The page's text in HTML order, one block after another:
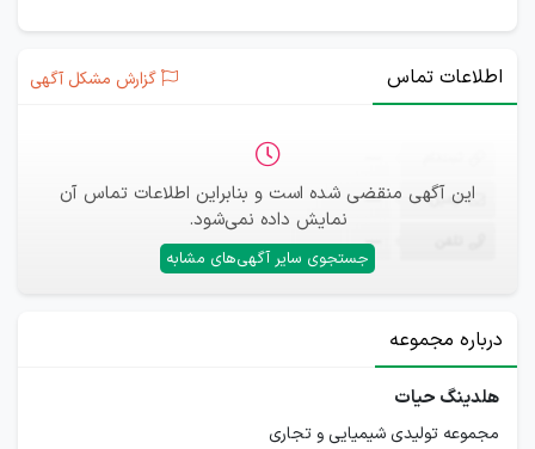
اطلاعات تماس گزارش مشکل آگهی
این آگهی منقضی شده است و بنابراین اطلاعات تماس آن
نمایش داده نمی‌شود.
جستجوی سایر آگهی‌های مشابه
ایمیل —
—
درباره مجموعه
هلدینگ حیات
مجموعه تولیدی شیمیایی و تجاری